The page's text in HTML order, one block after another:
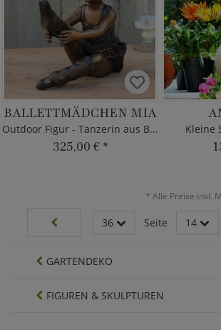
BALLETTMÄDCHEN MIA
Outdoor Figur - Tänzerin aus Bronze
325,00 € *
Kleine
* Alle Preise inkl.
36 Seite 14
GARTENDEKO
FIGUREN & SKULPTUREN